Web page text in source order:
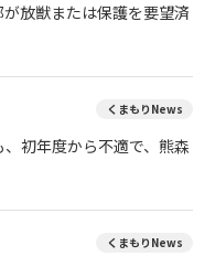
放獣または保護を要望済
くまもりNews
初年度から不適で、熊森
くまもりNews